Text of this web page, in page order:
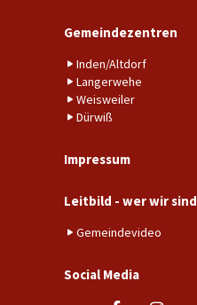
Gemeindezentren
Inden/Altdorf
Langerwehe
Weisweiler
Dürwiß
Impressum
Leitbild - wer wir sind
Gemeindevideo
Social Media